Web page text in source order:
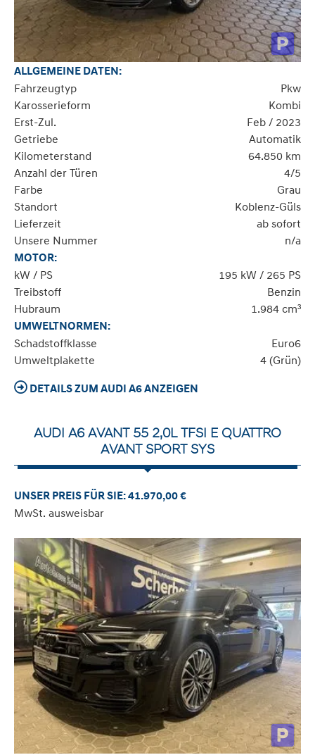
ALLGEMEINE DATEN:
Fahrzeugtyp
Pkw
Karosserieform
Kombi
Erst-Zul.
Feb / 2023
Getriebe
Automatik
Kilometerstand
64.850 km
Anzahl der Türen
4/5
Farbe
Grau
Standort
Koblenz-Güls
Lieferzeit
ab sofort
Unsere Nummer
n/a
MOTOR:
kW / PS
195 kW / 265 PS
Treibstoff
Benzin
Hubraum
1.984 cm³
UMWELTNORMEN:
Schadstoffklasse
Euro6
Umweltplakette
4 (Grün)
DETAILS ZUM AUDI A6 ANZEIGEN
AUDI A6 AVANT 55 2,0L TFSI E QUATTRO
AVANT SPORT SYS
UNSER PREIS FÜR SIE: 41.970,00 €
MwSt. ausweisbar